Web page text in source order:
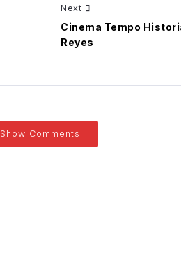
Next
Cinema Tempo
Reyes
Show Comments